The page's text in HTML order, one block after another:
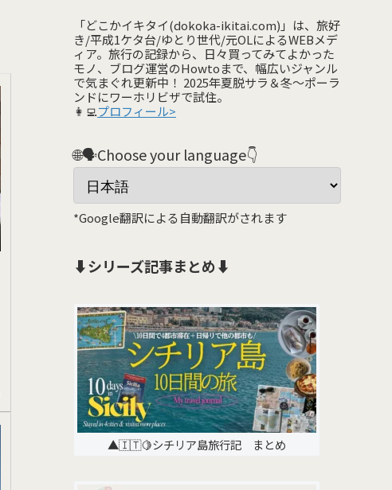
「どこかイキタイ(dokoka-ikitai.com)」は、旅好
き/平成1ケタ台/ゆとり世代/元OLによるWEBメデ
ィア。旅行の記録から、日々買ってみてよかった
モノ、ブログ運営のHowtoまで、幅広いジャンル
で気まぐれ更新中！ 2025年夏脱サラ＆冬〜ポーラ
ンドにワーホリビザで試住。
👩‍💻プロフィール>
🌐🗣️Choose your language👇
*Google翻訳による自動翻訳がされます
⬇️シリーズ記事まとめ⬇️
▲🇮🇹🍋シチリア島旅行記 まとめ